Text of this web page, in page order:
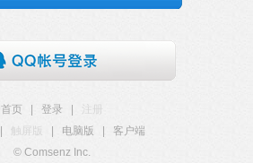
首页 登录
注册
触屏版 电脑版
客户端
© Comsenz Inc.